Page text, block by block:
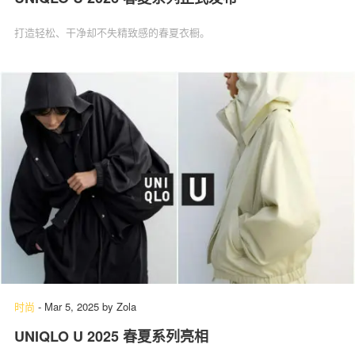
打造轻松、干净却不失精致感的春夏衣橱。
时尚 - Mar 5, 2025 by Zola
UNIQLO U 2025 春夏系列亮相